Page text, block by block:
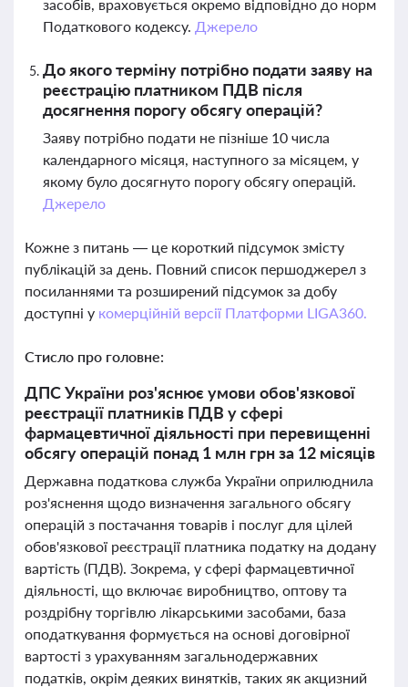
засобів, враховується окремо відповідно до норм
Податкового кодексу. Джерело
До якого терміну потрібно подати заяву на
реєстрацію платником ПДВ після
досягнення порогу обсягу операцій?
Заяву потрібно подати не пізніше 10 числа
календарного місяця, наступного за місяцем, у
якому було досягнуто порогу обсягу операцій.
Джерело
Кожне з питань — це короткий підсумок змісту
публікацій за день. Повний список першоджерел з
посиланнями та розширений підсумок за добу
доступні у комерційній версії Платформи LIGA360.
Стисло про головне:
ДПС України роз'яснює умови обов'язкової
реєстрації платників ПДВ у сфері
фармацевтичної діяльності при перевищенні
обсягу операцій понад 1 млн грн за 12 місяців
Державна податкова служба України оприлюднила
роз'яснення щодо визначення загального обсягу
операцій з постачання товарів і послуг для цілей
обов'язкової реєстрації платника податку на додану
вартість (ПДВ). Зокрема, у сфері фармацевтичної
діяльності, що включає виробництво, оптову та
роздрібну торгівлю лікарськими засобами, база
оподаткування формується на основі договірної
вартості з урахуванням загальнодержавних
податків, окрім деяких винятків, таких як акцизний